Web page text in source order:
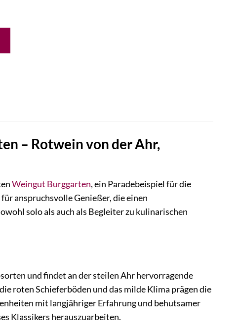
– Rotwein von der Ahr,
Weingut Burggarten, ein Paradebeispiel für die
anspruchsvolle Genießer, die einen
solo als auch als Begleiter zu kulinarischen
und findet an der steilen Ahr hervorragende
roten Schieferböden und das milde Klima prägen die
mit langjähriger Erfahrung und behutsamer
Klassikers herauszuarbeiten.